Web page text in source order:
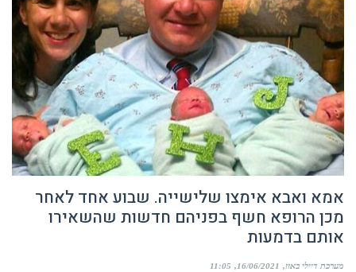
אמא ואבא אימצו שלישייה. שבוע אחד לאחר
מכן הרופא חשף בפניהם חדשות שהשאירו
אותם בדמעות
מערכת דיילי באזז 16/06/2021
11:05